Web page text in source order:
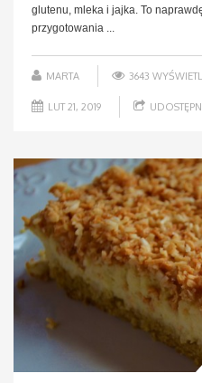
glutenu, mleka i jajka. To
przygotowania ...
MARTA 3643
LUT 21, 2019